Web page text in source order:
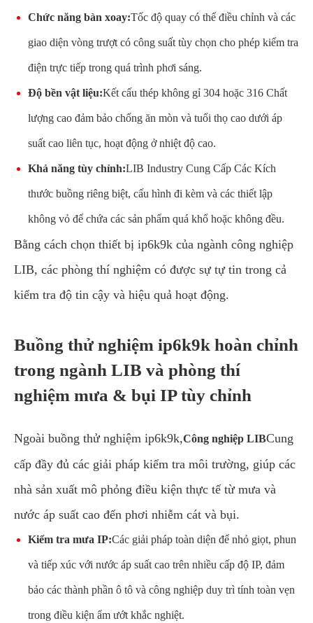
Chức năng bàn xoay:Tốc độ quay có thể điều chỉnh và các
giao diện vòng trượt có công suất tùy chọn cho phép kiểm tra
điện trực tiếp trong quá trình phơi sáng.
Độ bền vật liệu:Kết cấu thép không gỉ 304 hoặc 316 Chất
lượng cao đảm bảo chống ăn mòn và tuổi thọ cao dưới áp
suất cao liên tục, hoạt động ở nhiệt độ cao.
Khả năng tùy chỉnh:LIB Industry Cung Cấp Các Kích
thước buồng riêng biệt, cấu hình đi kèm và các thiết lập
không vỏ để chứa các sản phẩm quá khổ hoặc không đều.
Bằng cách chọn thiết bị ip6k9k của ngành công nghiệp
LIB, các phòng thí nghiệm có được sự tự tin trong cả
kiểm tra độ tin cậy và hiệu quả hoạt động.
Buồng thử nghiệm ip6k9k hoàn chỉnh
trong ngành LIB và phòng thí
nghiệm mưa & bụi IP tùy chỉnh
Ngoài buồng thử nghiệm ip6k9k,Công nghiệp LIBCung
cấp đầy đủ các giải pháp kiểm tra môi trường, giúp các
nhà sản xuất mô phỏng điều kiện thực tế từ mưa và
nước áp suất cao đến phơi nhiễm cát và bụi.
Kiểm tra mưa IP:Các giải pháp toàn diện để nhỏ giọt, phun
và tiếp xúc với nước áp suất cao trên nhiều cấp độ IP, đảm
bảo các thành phần ô tô và công nghiệp duy trì tính toàn vẹn
trong điều kiện ẩm ướt khắc nghiệt.